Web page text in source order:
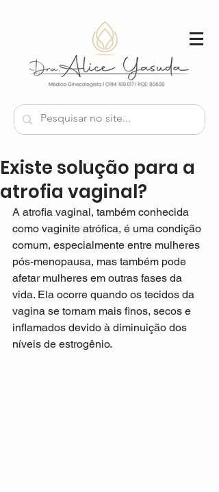
Existe solução para a
atrofia vaginal?
A atrofia vaginal, também conhecida
como vaginite atrófica, é uma condição
comum, especialmente entre mulheres
pós-menopausa, mas também pode
afetar mulheres em outras fases da
vida. Ela ocorre quando os tecidos da
vagina se tornam mais finos, secos e
inflamados devido à diminuição dos
níveis de estrogênio.